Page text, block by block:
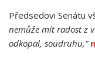
Předsedovi Senátu
nemůže mít radost z
odkopal, soudruhu,”